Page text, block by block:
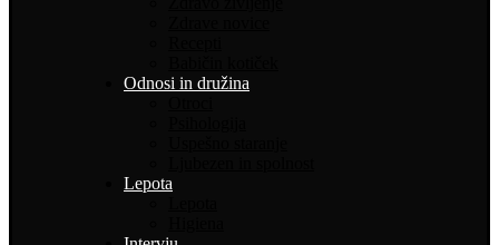
Odnosi in družina
Lepota